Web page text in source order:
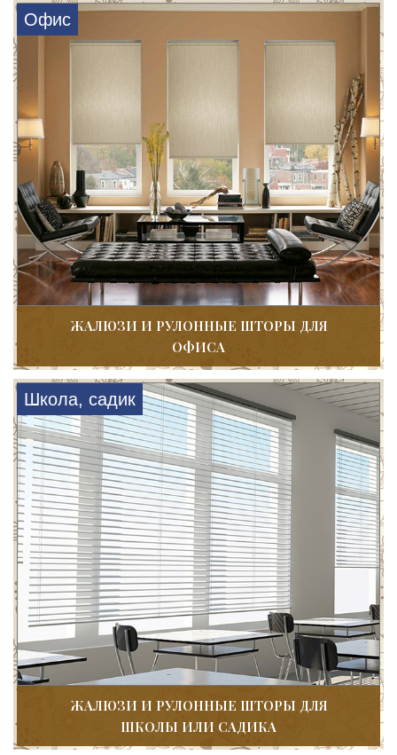
Офис
ЖАЛЮЗИ И РУЛОННЫЕ ШТОРЫ ДЛЯ
ОФИСА
Школа, садик
ЖАЛЮЗИ И РУЛОННЫЕ ШТОРЫ ДЛЯ
ШКОЛЫ ИЛИ САДИКА